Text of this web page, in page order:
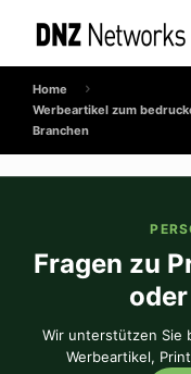
Home
Werbeartikel zum
Branchen
Fragen zu
Wir unterstützen Sie
Werbeartikel,